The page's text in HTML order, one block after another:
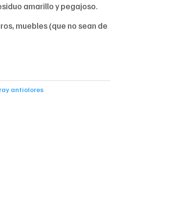
amarillo y pegajoso.
muebles (que no sean de
antiolores